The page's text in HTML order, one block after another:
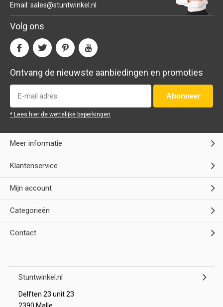
Email: sales@stuntwinkel.nl
Volg ons
Ontvang de nieuwste aanbiedingen en promoties
Abonneer
* Lees hier de wettelijke beperkingen
Meer informatie
Klantenservice
Mijn account
Categorieën
Contact
Stuntwinkel.nl
Delften 23 unit 23